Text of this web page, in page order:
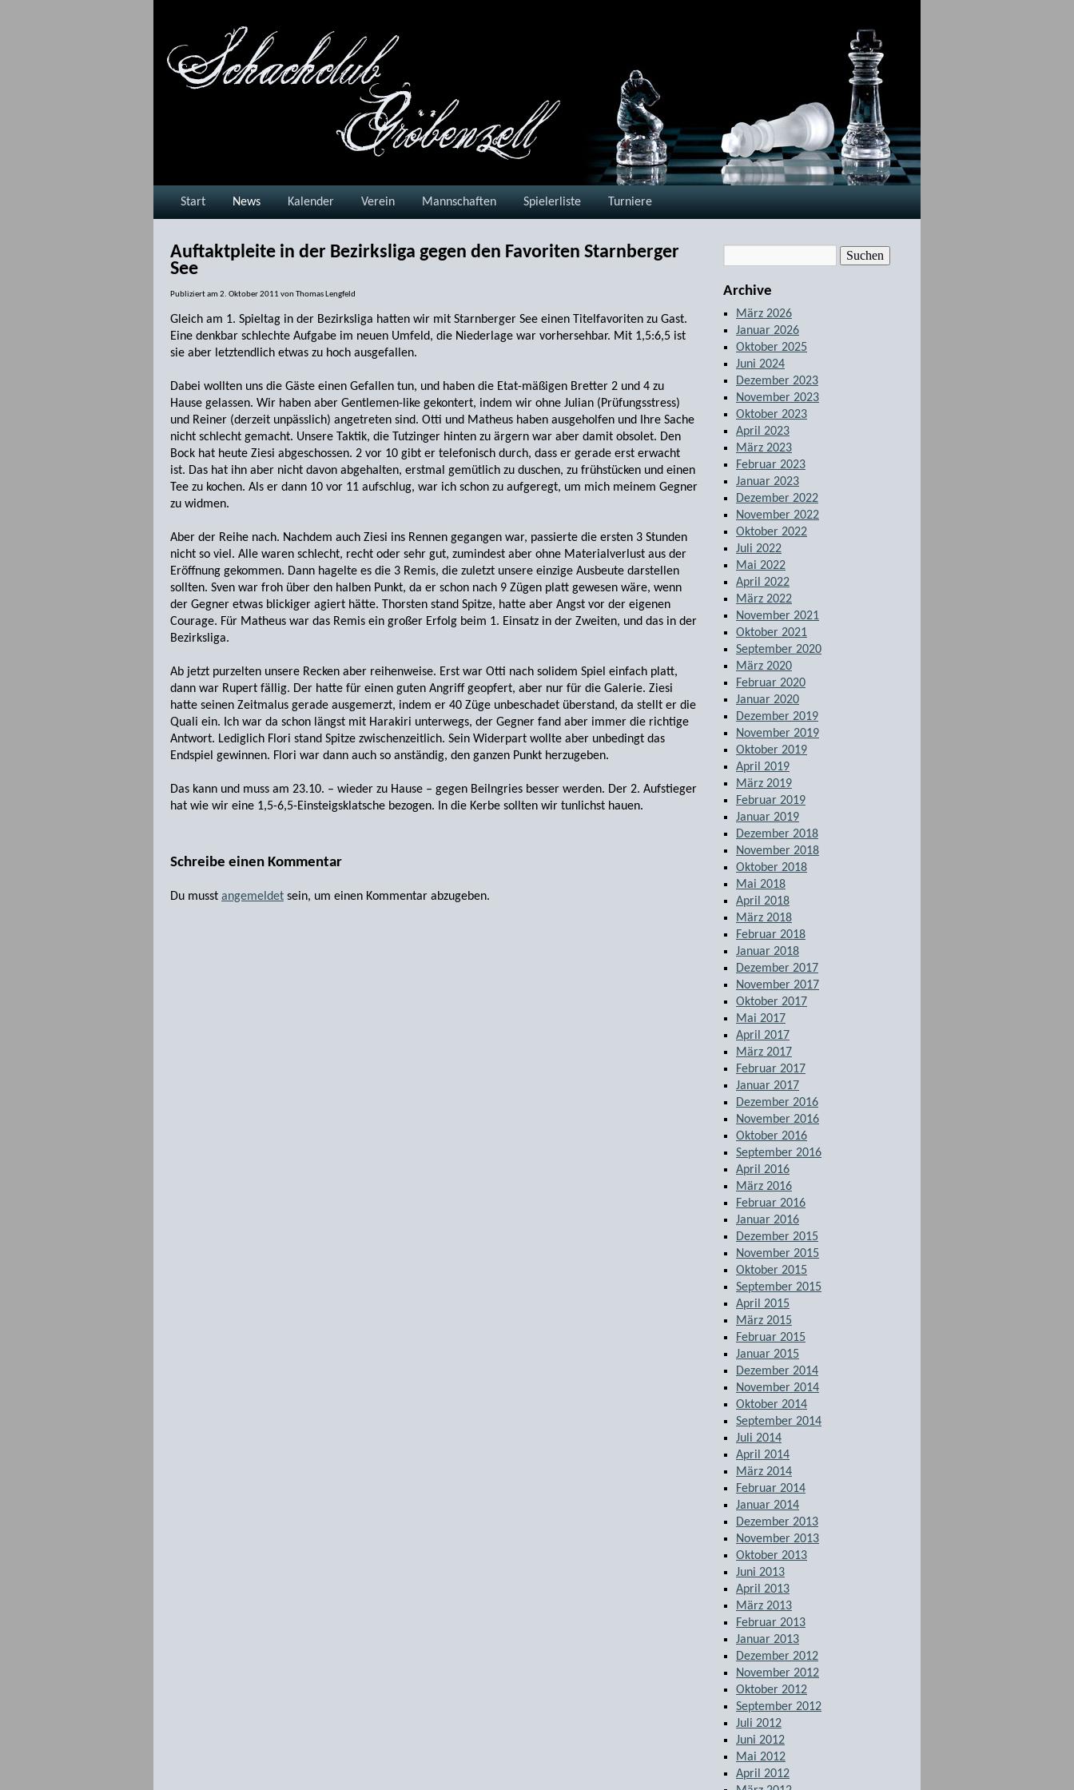
Start News Kalender Verein Mannschaften Spielerliste Turniere
Auftaktpleite in der Bezirksliga gegen den Favoriten Starnberger
See
Publiziert am 2. Oktober 2011 vonThomas Lengfeld
Gleich am 1. Spieltag in der Bezirksliga hatten wir mit Starnberger See einen Titelfavoriten zu Gast.
Eine denkbar schlechte Aufgabe im neuen Umfeld, die Niederlage war vorhersehbar. Mit 1,5:6,5 ist
sie aber letztendlich etwas zu hoch ausgefallen.
Dabei wollten uns die Gäste einen Gefallen tun, und haben die Etat-mäßigen Bretter 2 und 4 zu
Hause gelassen. Wir haben aber Gentlemen-like gekontert, indem wir ohne Julian (Prüfungsstress)
und Reiner (derzeit unpässlich) angetreten sind. Otti und Matheus haben ausgeholfen und Ihre Sache
nicht schlecht gemacht. Unsere Taktik, die Tutzinger hinten zu ärgern war aber damit obsolet. Den
Bock hat heute Ziesi abgeschossen. 2 vor 10 gibt er telefonisch durch, dass er gerade erst erwacht
ist. Das hat ihn aber nicht davon abgehalten, erstmal gemütlich zu duschen, zu frühstücken und einen
Tee zu kochen. Als er dann 10 vor 11 aufschlug, war ich schon zu aufgeregt, um mich meinem Gegner
zu widmen.
Aber der Reihe nach. Nachdem auch Ziesi ins Rennen gegangen war, passierte die ersten 3 Stunden
nicht so viel. Alle waren schlecht, recht oder sehr gut, zumindest aber ohne Materialverlust aus der
Eröffnung gekommen. Dann hagelte es die 3 Remis, die zuletzt unsere einzige Ausbeute darstellen
sollten. Sven war froh über den halben Punkt, da er schon nach 9 Zügen platt gewesen wäre, wenn
der Gegner etwas blickiger agiert hätte. Thorsten stand Spitze, hatte aber Angst vor der eigenen
Courage. Für Matheus war das Remis ein großer Erfolg beim 1. Einsatz in der Zweiten, und das in der
Bezirksliga.
Ab jetzt purzelten unsere Recken aber reihenweise. Erst war Otti nach solidem Spiel einfach platt,
dann war Rupert fällig. Der hatte für einen guten Angriff geopfert, aber nur für die Galerie. Ziesi
hatte seinen Zeitmalus gerade ausgemerzt, indem er 40 Züge unbeschadet überstand, da stellt er die
Quali ein. Ich war da schon längst mit Harakiri unterwegs, der Gegner fand aber immer die richtige
Antwort. Lediglich Flori stand Spitze zwischenzeitlich. Sein Widerpart wollte aber unbedingt das
Endspiel gewinnen. Flori war dann auch so anständig, den ganzen Punkt herzugeben.
Das kann und muss am 23.10. – wieder zu Hause – gegen Beilngries besser werden. Der 2. Aufstieger
hat wie wir eine 1,5-6,5-Einsteigsklatsche bezogen. In die Kerbe sollten wir tunlichst hauen.
Schreibe einen Kommentar
Du musst angemeldet sein, um einen Kommentar abzugeben.
Archive
März 2026
Januar 2026
Oktober 2025
Juni 2024
Dezember 2023
November 2023
Oktober 2023
April 2023
März 2023
Februar 2023
Januar 2023
Dezember 2022
November 2022
Oktober 2022
Juli 2022
Mai 2022
April 2022
März 2022
November 2021
Oktober 2021
September 2020
März 2020
Februar 2020
Januar 2020
Dezember 2019
November 2019
Oktober 2019
April 2019
März 2019
Februar 2019
Januar 2019
Dezember 2018
November 2018
Oktober 2018
Mai 2018
April 2018
März 2018
Februar 2018
Januar 2018
Dezember 2017
November 2017
Oktober 2017
Mai 2017
April 2017
März 2017
Februar 2017
Januar 2017
Dezember 2016
November 2016
Oktober 2016
September 2016
April 2016
März 2016
Februar 2016
Januar 2016
Dezember 2015
November 2015
Oktober 2015
September 2015
April 2015
März 2015
Februar 2015
Januar 2015
Dezember 2014
November 2014
Oktober 2014
September 2014
Juli 2014
April 2014
März 2014
Februar 2014
Januar 2014
Dezember 2013
November 2013
Oktober 2013
Juni 2013
April 2013
März 2013
Februar 2013
Januar 2013
Dezember 2012
November 2012
Oktober 2012
September 2012
Juli 2012
Juni 2012
Mai 2012
April 2012